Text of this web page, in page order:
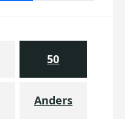
50
Anders